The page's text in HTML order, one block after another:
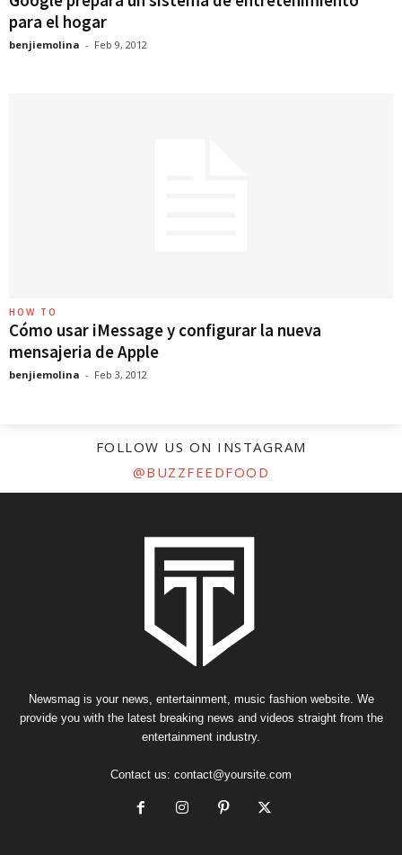
para el hogar
benjiemolina - Feb 9, 2012
HOW TO
Cómo usar iMessage y configurar la nueva
mensajeria de Apple
benjiemolina - Feb 3, 2012
FOLLOW US ON INSTAGRAM
@BUZZFEEDFOOD
Newsmag is your news, entertainment, music fashion website. We
provide you with the latest breaking news and videos straight from the
entertainment industry.
Contact us: contact@yoursite.com